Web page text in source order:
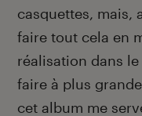
casquettes, mais,
faire tout cela en
réalisation dans le
faire à plus
cet album me